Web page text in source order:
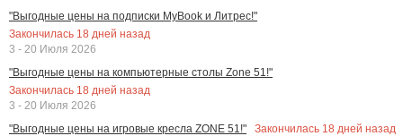
"Выгодные цены на подписки MyBook и Литрес!"
Закончилась 18 дней назад
3 - 20 Июля 2026
"Выгодные цены на компьютерные столы Zone 51!"
Закончилась 18 дней назад
3 - 20 Июля 2026
"Выгодные цены на игровые кресла ZONE 51!"
Закончилась 18 дней назад